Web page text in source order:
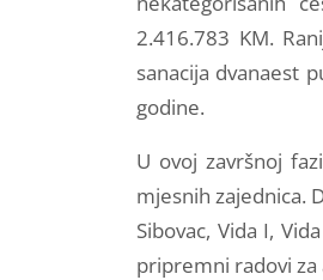
2.416.783 KM.
sanacija dvanaest
godine.
U ovoj završnoj
mjesnih zajednica.
Sibovac, Vida I,
pripremni radovi